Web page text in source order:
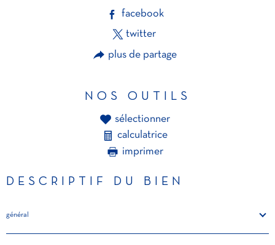
facebook
twitter
plus de partage
NOS OUTILS
sélectionner
calculatrice
imprimer
DESCRIPTIF DU BIEN
général